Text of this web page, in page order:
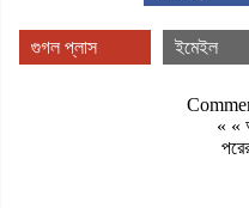
গুগল প্লাস ইমেইল
« «